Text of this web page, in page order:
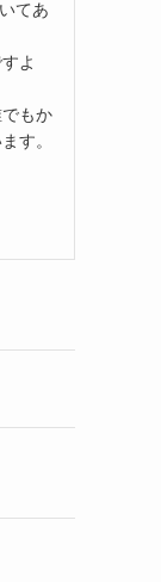
てあ
よ
もか
す。